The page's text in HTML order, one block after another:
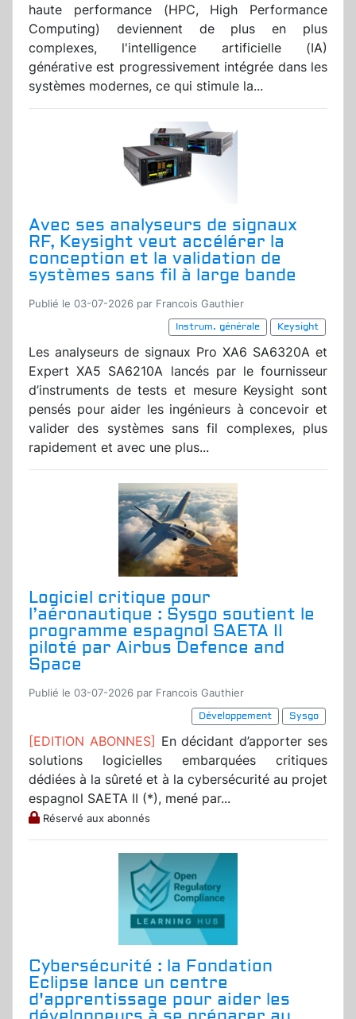
haute performance (HPC, High Performance
Computing) deviennent de plus en plus
complexes, l'intelligence artificielle (IA)
générative est progressivement intégrée dans les
systèmes modernes, ce qui stimule la...
Avec ses analyseurs de signaux
RF, Keysight veut accélérer la
conception et la validation de
systèmes sans fil à large bande
Publié le 03-07-2026 par Francois Gauthier
Instrum. générale
Keysight
Les analyseurs de signaux Pro XA6 SA6320A et
Expert XA5 SA6210A lancés par le fournisseur
d’instruments de tests et mesure Keysight sont
pensés pour aider les ingénieurs à concevoir et
valider des systèmes sans fil complexes, plus
rapidement et avec une plus...
Logiciel critique pour
l’aéronautique : Sysgo soutient le
programme espagnol SAETA II
piloté par Airbus Defence and
Space
Publié le 03-07-2026 par Francois Gauthier
Développement
Sysgo
[EDITION ABONNES] En décidant d’apporter ses
solutions logicielles embarquées critiques
dédiées à la sûreté et à la cybersécurité au projet
espagnol SAETA II (*), mené par...
Réservé aux abonnés
Cybersécurité : la Fondation
Eclipse lance un centre
d'apprentissage pour aider les